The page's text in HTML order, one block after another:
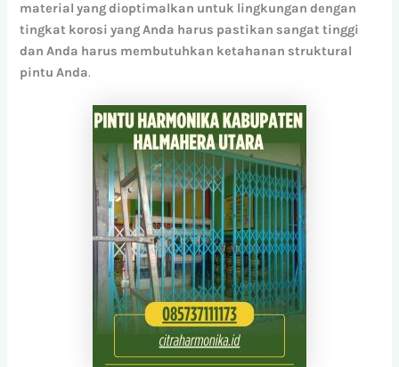
material yang dioptimalkan untuk lingkungan dengan
tingkat korosi yang Anda harus pastikan sangat tinggi
dan Anda harus membutuhkan ketahanan struktural
pintu Anda.